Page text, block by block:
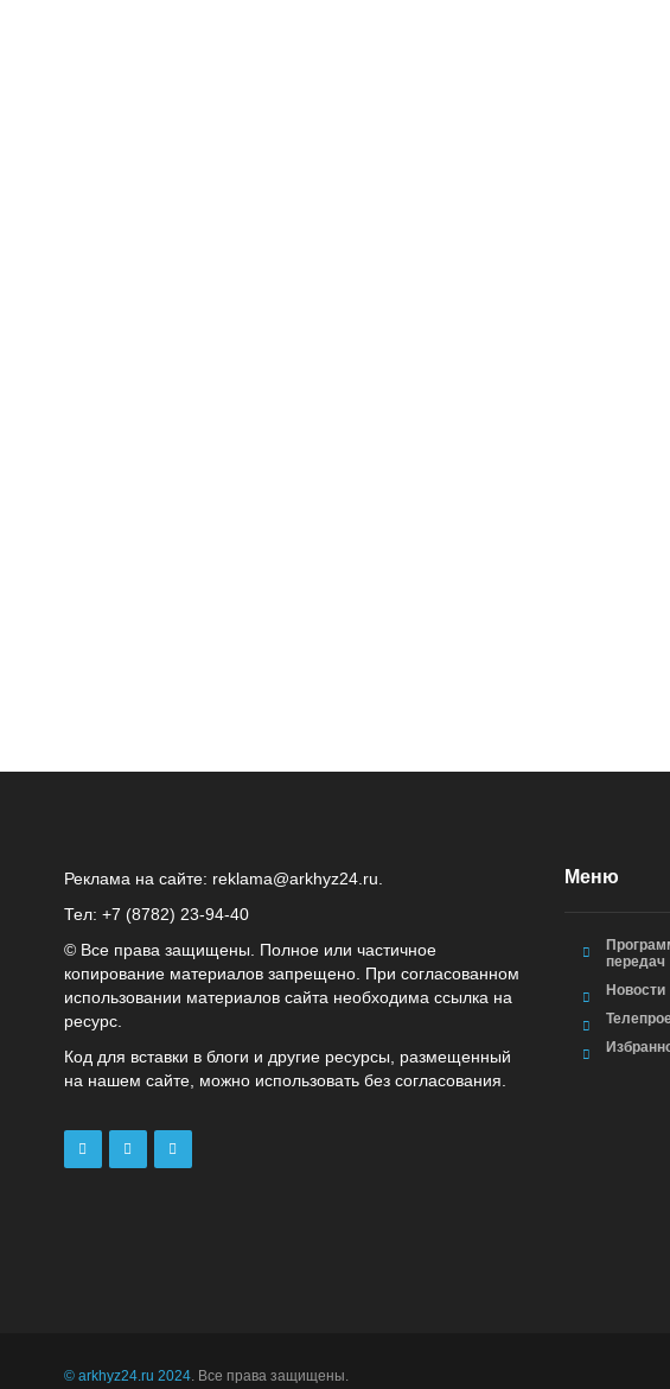
Реклама на сайте: reklama@arkhyz24.ru
Тел: +7 (8782) 23‑94‑40
© Все права защищены. Полное или частичное
копирование материалов запрещено. При согласованном
использовании материалов сайта необходима ссылка на
ресурс.
Код для вставки в блоги и другие ресурсы, размещенный
на нашем сайте, можно использовать без согласования.
Меню
передач
Новости
© arkhyz24.ru 2024. Все права защищены.